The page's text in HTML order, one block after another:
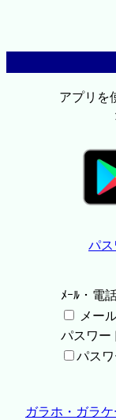
アプリを
パ
ﾒｰﾙ・電
メー
パスワー
パス
ガラホ・ガラ